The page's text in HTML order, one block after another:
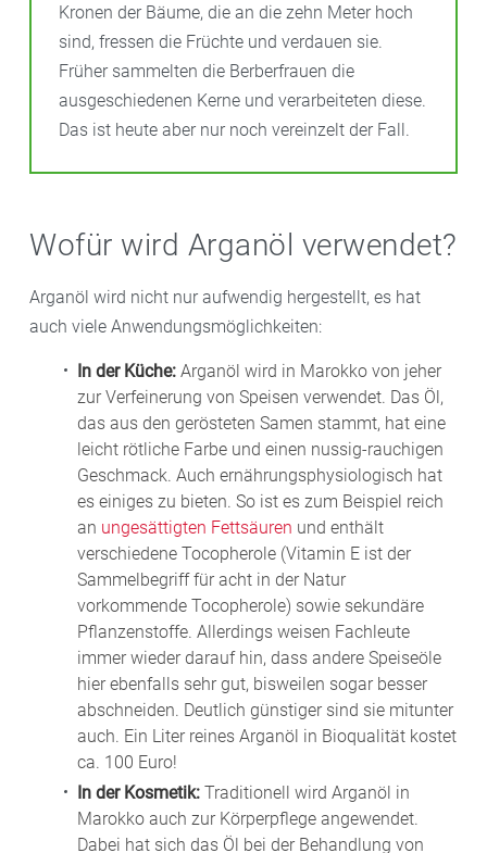
Kronen der Bäume, die an die zehn Meter hoch
sind, fressen die Früchte und verdauen sie.
Früher sammelten die Berberfrauen die
ausgeschiedenen Kerne und verarbeiteten diese.
Das ist heute aber nur noch vereinzelt der Fall.
Wofür wird Arganöl verwendet?
Arganöl wird nicht nur aufwendig hergestellt, es hat
auch viele Anwendungsmöglichkeiten:
In der Küche: Arganöl wird in Marokko von jeher
zur Verfeinerung von Speisen verwendet. Das Öl,
das aus den gerösteten Samen stammt, hat eine
leicht rötliche Farbe und einen nussig-rauchigen
Geschmack. Auch ernährungsphysiologisch hat
es einiges zu bieten. So ist es zum Beispiel reich
an ungesättigten Fettsäuren und enthält
verschiedene Tocopherole (Vitamin E ist der
Sammelbegriff für acht in der Natur
vorkommende Tocopherole) sowie sekundäre
Pflanzenstoffe. Allerdings weisen Fachleute
immer wieder darauf hin, dass andere Speiseöle
hier ebenfalls sehr gut, bisweilen sogar besser
abschneiden. Deutlich günstiger sind sie mitunter
auch. Ein Liter reines Arganöl in Bioqualität kostet
ca. 100 Euro!
In der Kosmetik: Traditionell wird Arganöl in
Marokko auch zur Körperpflege angewendet.
Dabei hat sich das Öl bei der Behandlung von